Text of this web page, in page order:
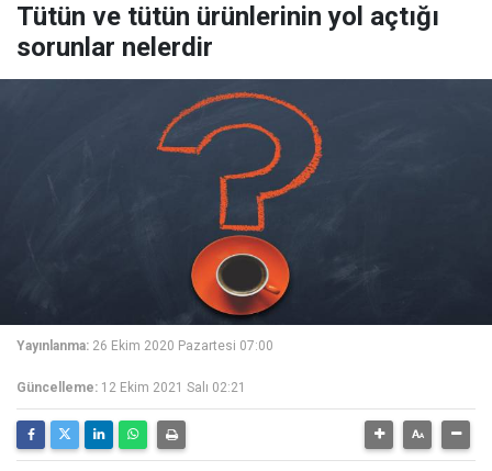
Tütün ve tütün ürünlerinin yol açtığı
sorunlar nelerdir
Yayınlanma: 26 Ekim 2020 Pazartesi 07:00
Güncelleme: 12 Ekim 2021 Salı 02:21